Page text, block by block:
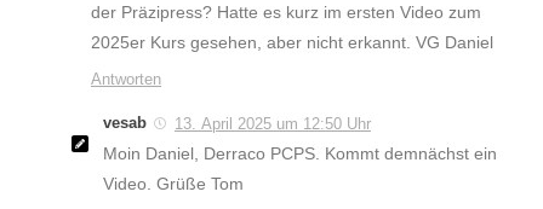
der Präzipress? Hatte es kurz im ersten Video zum
2025er Kurs gesehen, aber nicht erkannt. VG Daniel
Antworten
vesab 13. April 2025 um 12:50 Uhr
Moin Daniel, Derraco PCPS. Kommt demnächst ein
Video. Grüße Tom